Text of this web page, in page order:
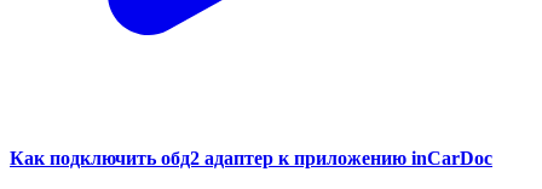
Как подключить обд2 адаптер к приложению inCarDoc